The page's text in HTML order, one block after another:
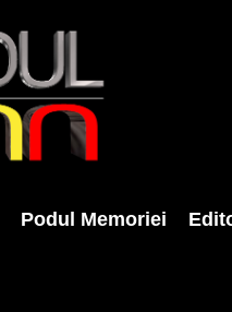
Podul Memoriei